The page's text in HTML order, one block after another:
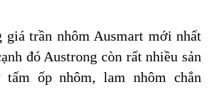
giá trần nhôm Ausmart mới nhất
đó Austrong còn rất nhiều sản
tấm ốp nhôm, lam nhôm chắn